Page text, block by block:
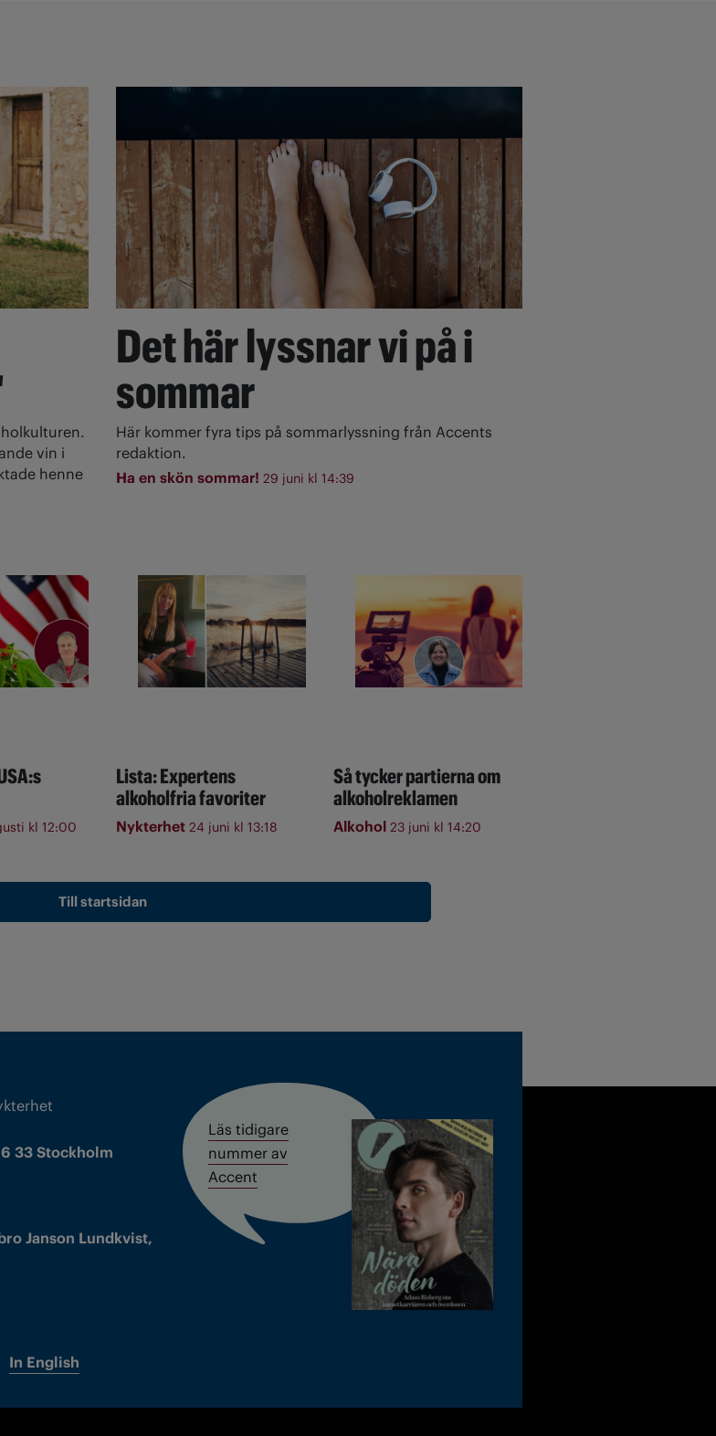
vin i
henne
kl 12:00
Det här lyssnar vi på i
sommar
Här kommer fyra tips på sommarlyssning från Accents
redaktion.
Ha en skön sommar! 29 juni kl 14:39
Lista: Expertens
alkoholfria favoriter
Nykterhet 24 juni kl 13:18
Så tycker partierna om
alkoholreklamen
Alkohol 23 juni kl 14:20
Till startsidan
33 Stockholm
Janson Lundkvist,
In English
Läs tidigare
nummer av
Accent